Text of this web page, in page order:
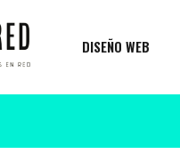
DISEÑO WEB